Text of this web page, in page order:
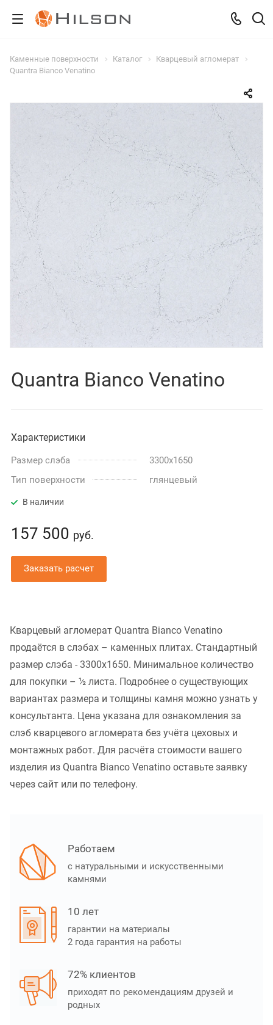
Каменные поверхности Каталог
Кварцевый агломерат
Quantra Bianco Venatino
Quantra Bianco Venatino
Характеристики
Размер слэба
3300x1650
Тип поверхности
глянцевый
В наличии
157 500 руб.
Заказать расчет
Кварцевый агломерат Quantra Bianco Venatino
продаётся в слэбах – каменных плитах. Стандартный
размер слэба - 3300x1650. Минимальное количество
для покупки – ½ листа. Подробнее о существующих
вариантах размера и толщины камня можно узнать у
консультанта. Цена указана для ознакомления за
слэб кварцевого агломерата без учёта цеховых и
монтажных работ. Для расчёта стоимости вашего
изделия из Quantra Bianco Venatino оставьте заявку
через сайт или по телефону.
Работаем
с натуральными и искусственными
камнями
10 лет
гарантии на материалы
2 года гарантия на работы
72% клиентов
приходят по рекомендациям друзей и
родных